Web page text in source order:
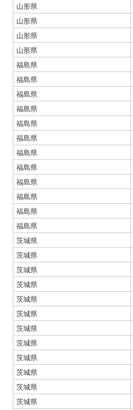
山形県
山形県
山形県
山形県
福島県
福島県
福島県
福島県
福島県
福島県
福島県
福島県
福島県
福島県
福島県
福島県
茨城県
茨城県
茨城県
茨城県
茨城県
茨城県
茨城県
茨城県
茨城県
茨城県
茨城県
茨城県